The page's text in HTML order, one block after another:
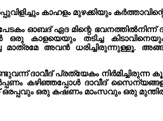
കാഹളം മുഴക്കിയും
ഓബദ് ഏദ മിന്റെ
തടിച്ച
അവൻ ധരിച്ചിരുന്നുള്ളൂ.
ദാവീദ് പ്രത്യേകം നിർമിച്ചിരുന്ന
കഴിഞ്ഞപ്പോൾ ദാവീദ്
ഒരു കഷണം മാംസവും ഒരു